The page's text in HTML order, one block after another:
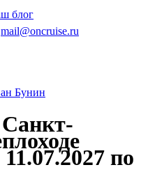
Все города
В Ростов-на-Дону
ОкеПо Енисею
блог
mail@oncruise.ru
Бунин
по